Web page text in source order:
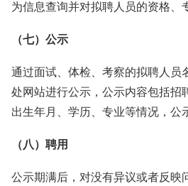
为信息查询并对拟聘人员的资格、
（七）公示
通过面试、体检、考察的拟聘人员
处网站进行公示，公示内容包括招
出生年月、学历、专业等情况，公
（八）聘用
公示期满后，对没有异议或者反映